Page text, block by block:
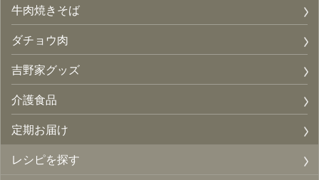
牛肉焼きそば
ダチョウ肉
吉野家グッズ
介護食品
定期お届け
レシピを探す